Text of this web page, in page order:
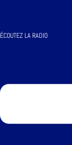
ÉCOUTEZ LA RADIO